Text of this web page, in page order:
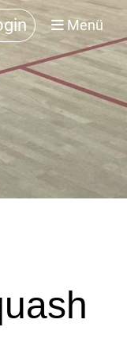
Menü